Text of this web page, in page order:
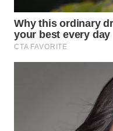
WAHANA
LISTRIK
WAHANA